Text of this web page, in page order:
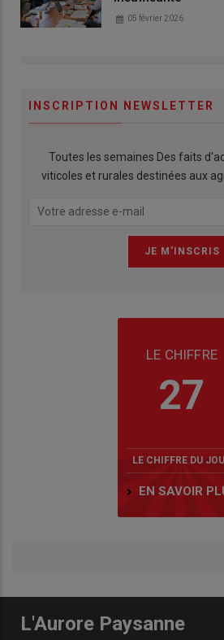
05 février 2026
INSCRIPTION NEWSLETTER
Toutes les semaines Des faits
viticoles et rurales destinées aux
LE CHIFFRE
27
LE CHIFFRE DU
EN SAVOIR
L'Aurore Paysanne